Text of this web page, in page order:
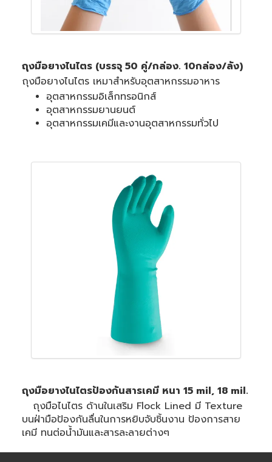
ถุงมือยางไนไตร (บรรจุ 50 คู่/กล่อง. 10กล่อง/ลัง)
ถุงมือยางไนไตร เหมาสำหรับอุตสาหกรรมอาหาร
อุตสาหกรรมอิเล็กทรอนิกส์
อุตสาหกรรมยานยนต์
อุตสาหกรรมเคมีและงานอุตสาหกรรมทั่วไป
ถุงมือยางไนไตรป้องกันสารเคมี หนา 15 mil, 18 mil.
ถุงมือไนไตร ด้านในเสริม Flock Lined มี Texture
บนฝ่ามือป้องกันลื่นในการหยิบจับชิ้นงาน ป้องการสาย
เคมี ทนต่อน้ำมันและสารละลายต่างๆ